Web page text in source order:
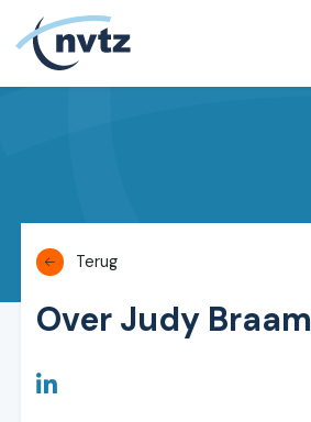
NVTZ
Terug
Over Judy Braam